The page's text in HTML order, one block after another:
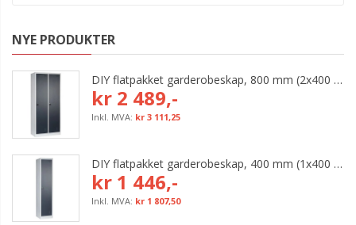
NYE PRODUKTER
DIY flatpakket garderobeskap, 800 mm (2x400 mm = 2 rom)
kr 2 489,-
kr 3 111,25
DIY flatpakket garderobeskap, 400 mm (1x400 mm = 1 rom)
kr 1 446,-
kr 1 807,50